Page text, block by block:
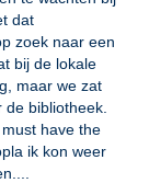
dat
zoek naar een
bij de lokale
maar we zat
bibliotheek.
have the
ik kon weer